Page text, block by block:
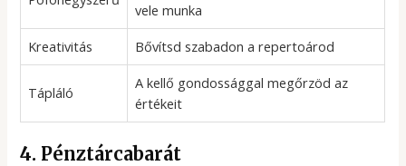
vele munka
Kreativitás
Bővítsd szabadon a repertoárod
Tápláló
A kellő gondossággal megőrzöd az
értékeit
4. Pénztárcabarát